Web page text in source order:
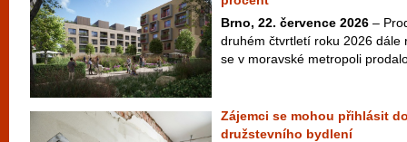
Brno, 22. července 2026 –
druhém čtvrtletí roku 2026 dále
se v moravské metropoli
Zájemci se mohou přihlásit
družstevního bydlení